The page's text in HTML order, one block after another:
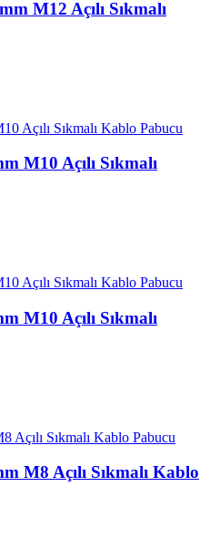
M12 Açılı Sıkmalı
M10 Açılı Sıkmalı
M10 Açılı Sıkmalı
M8 Açılı Sıkmalı Kablo